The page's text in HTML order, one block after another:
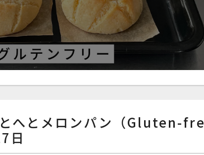
へとメロンパン（Gluten-fre
日